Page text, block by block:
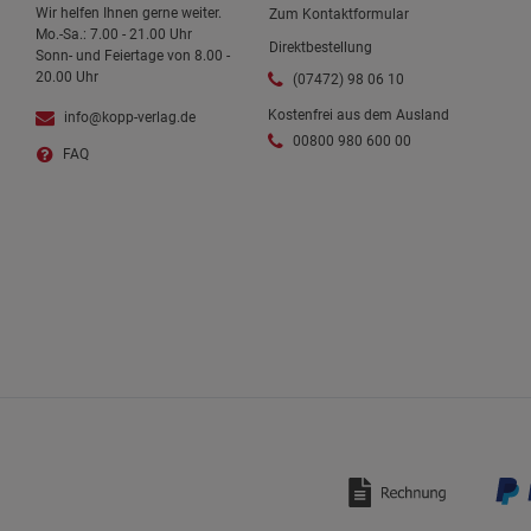
Wir helfen Ihnen gerne weiter.
Mo.-Sa.: 7.00 - 21.00 Uhr
Sonn- und Feiertage von 8.00 -
20.00 Uhr
info@kopp-verlag.de
FAQ
Zum Kontaktformular
Direktbestellung
(07472) 98 06 10
Kostenfrei aus dem Ausland
00800 980 600 00